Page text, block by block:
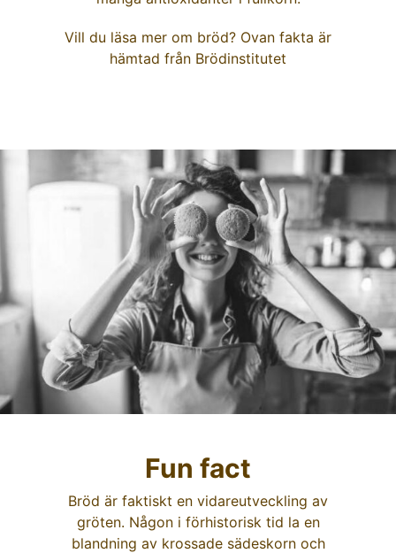
Vill du läsa mer om bröd? Ovan fakta är
hämtad från Brödinstitutet
Fun fact
Bröd är faktiskt en vidareutveckling av
gröten. Någon i förhistorisk tid la en
blandning av krossade sädeskorn och